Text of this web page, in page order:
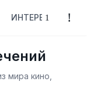
ИНТЕРЕСНОЕ
мира кино,